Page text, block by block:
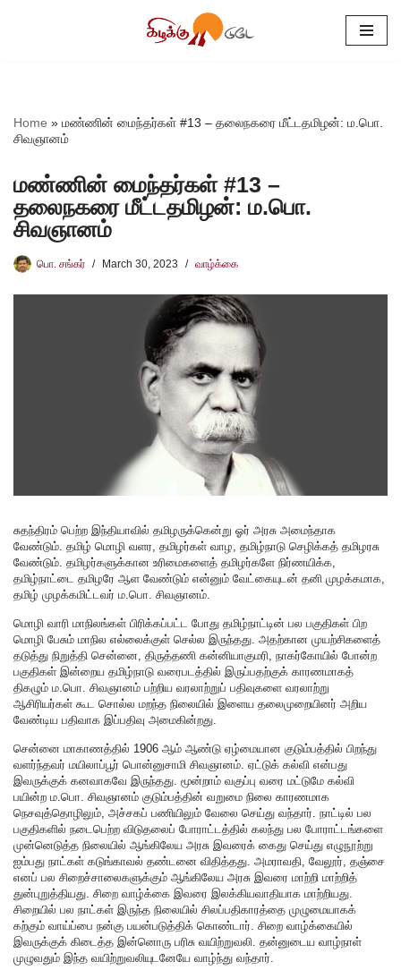
Home » மண்ணின் மைந்தர்கள் #13 – தலைநகரை மீட்டதமிழன்: ம.பொ.
சிவஞானம்
மண்ணின் மைந்தர்கள் #13 –
தலைநகரை மீட்டதமிழன்: ம.பொ.
சிவஞானம்
பொ. சங்கர் March 30, 2023 வாழ்க்கை
சுதந்திரம் பெற்ற இந்தியாவில் தமிழருக்கென்று ஓர் அரசு அமைந்தாக
வேண்டும். தமிழ் மொழி வளர, தமிழர்கள் வாழ, தமிழ்நாடு செழிக்கத் தமிழரசு
வேண்டும். தமிழர்களுக்கான உரிமைகளைத் தமிழர்களே நிர்ணயிக்க,
தமிழ்நாட்டை தமிழரே ஆள வேண்டும் என்னும் வேட்கையுடன் தனி முழக்கமாக,
தமிழ் முழக்கமிட்டவர் ம.பொ. சிவஞானம்.
மொழி வாரி மாநிலங்கள் பிரிக்கப்பட்ட போது தமிழ்நாட்டின் பல பகுதிகள் பிற
மொழி பேசும் மாநில எல்லைக்குள் செல்ல இருந்தது. அதற்கான முயற்சிகளைத்
தடுத்து நிறுத்தி சென்னை, திருத்தணி கன்னியாகுமரி, நாகர்கோயில் போன்ற
பகுதிகள் இன்றைய தமிழ்நாடு வரைபடத்தில் இருப்பதற்குக் காரணமாகத்
திகழும் ம.பொ. சிவஞானம் பற்றிய வரலாற்றுப் பதிவுகளை வரலாற்று
ஆசிரியர்கள் கூட சொல்ல மறந்த நிலையில் இளைய தலைமுறையினர் அறிய
வேண்டிய பதிவாக இப்பதிவு அமைகின்றது.
சென்னை மாகாணத்தில் 1906 ஆம் ஆண்டு ஏழ்மையான குடும்பத்தில் பிறந்து
வளர்ந்தவர் மயிலாப்பூர் பொன்னுசாமி சிவஞானம். ஏட்டுக் கல்வி என்பது
இவருக்குக் கனவாகவே இருந்தது. மூன்றாம் வகுப்பு வரை மட்டுமே கல்வி
பயின்ற ம.பொ. சிவஞானம் குடும்பத்தின் வறுமை நிலை காரணமாக
நெசவுத்தொழிலும், அச்சகப் பணியிலும் வேலை செய்து வந்தார். நாட்டில் பல
பகுதிகளில் நடைபெற்ற விடுதலைப் போராட்டத்தில் கலந்து பல போராட்டங்களை
முன்னெடுத்த நிலையில் ஆங்கிலேய அரசு இவரைக் கைது செய்து எழுநூற்று
ஐம்பது நாட்கள் கடுங்காவல் தண்டனை விதித்தது. அமராவதி, வேலூர், தஞ்சை
எனப் பல சிறைச்சாலைகளுக்கும் ஆங்கிலேய அரசு இவரை மாற்றி மாற்றித்
துன்புறுத்தியது. சிறை வாழ்க்கை இவரை இலக்கியவாதியாக மாற்றியது.
சிறையில் பல நாட்கள் இருந்த நிலையில் சிலப்பதிகாரத்தை முழுமையாகக்
கற்கும் வாய்ப்பை நன்கு பயன்படுத்திக் கொண்டார். சிறை வாழ்க்கையில்
இவருக்குக் கிடைத்த இன்னொரு பரிசு வயிற்றுவலி. தன்னுடைய வாழ்நாள்
முழுவதும் இந்த வயிற்றுவலியுடனேயே வாழ்ந்து வந்தார்.